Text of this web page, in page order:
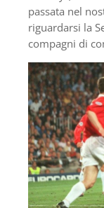
passata nel
riguardarsi la
compagni di